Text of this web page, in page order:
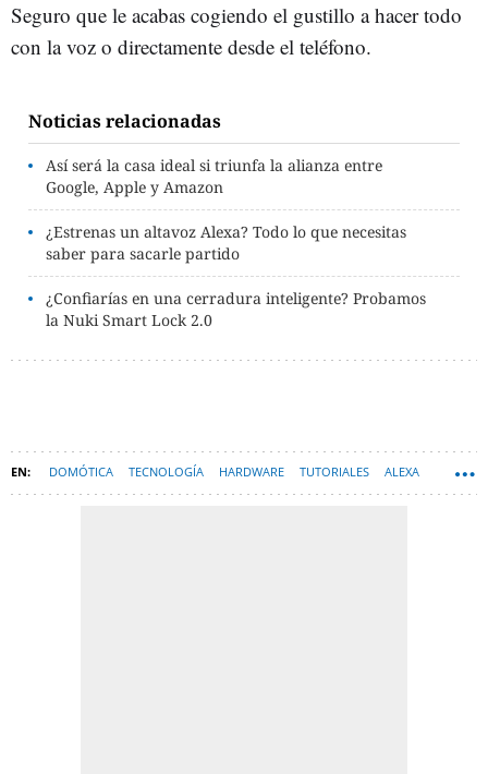
Seguro que le acabas cogiendo el gustillo a hacer todo
con la voz o directamente desde el teléfono.
Noticias relacionadas
Así será la casa ideal si triunfa la alianza entre
Google, Apple y Amazon
¿Estrenas un altavoz Alexa? Todo lo que necesitas
saber para sacarle partido
¿Confiarías en una cerradura inteligente? Probamos
la Nuki Smart Lock 2.0
DOMÓTICA TECNOLOGÍA HARDWARE TUTORIALES ALEXA